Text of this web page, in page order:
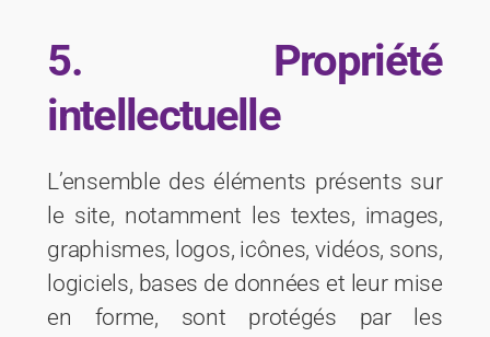
5. Propriété
intellectuelle
L’ensemble des éléments présents sur
le site, notamment les textes, images,
graphismes, logos, icônes, vidéos, sons,
logiciels, bases de données et leur mise
en forme, sont protégés par les